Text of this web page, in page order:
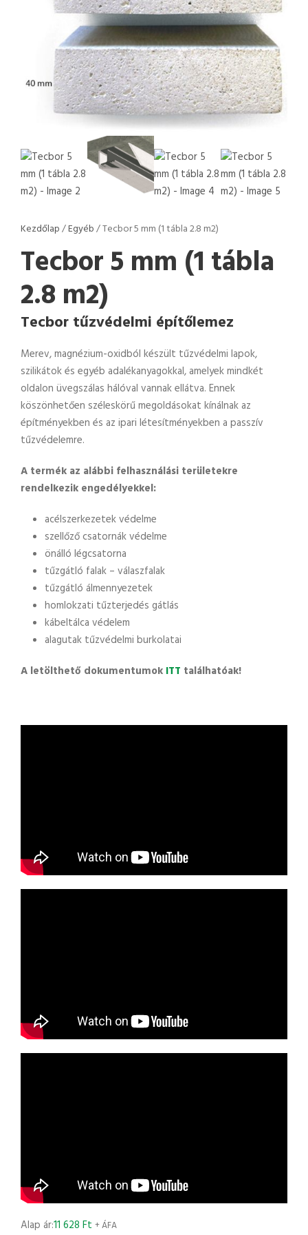
Kezdőlap/Egyéb/ Tecbor 5 mm (1 tábla 2.8 m2)
Tecbor 5 mm (1 tábla
2.8 m2)
Tecbor tűzvédelmi építőlemez
Merev, magnézium-oxidból készült tűzvédelmi lapok,
szilikátok és egyéb adalékanyagokkal, amelyek mindkét
oldalon üvegszálas hálóval vannak ellátva. Ennek
köszönhetően széleskörű megoldásokat kínálnak az
építményekben és az ipari létesítményekben a passzív
tűzvédelemre.
A termék az alábbi felhasználási területekre
rendelkezik engedélyekkel:
acélszerkezetek védelme
szellőző csatornák védelme
önálló légcsatorna
tűzgátló falak – válaszfalak
tűzgátló álmennyezetek
homlokzati tűzterjedés gátlás
kábeltálca védelem
alagutak tűzvédelmi burkolatai
A letölthető dokumentumok ITT találhatóak!
Alap ár:11 628 Ft + ÁFA